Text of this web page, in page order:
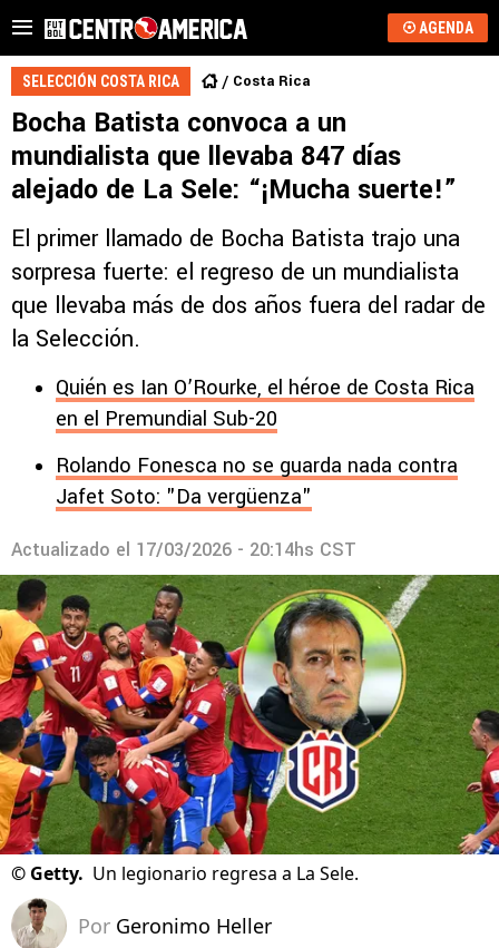
AGENDA
SELECCIÓN COSTA RICA Costa Rica
Bocha Batista convoca a un
mundialista que llevaba 847 días
alejado de La Sele: “¡Mucha suerte!”
El primer llamado de Bocha Batista trajo una
sorpresa fuerte: el regreso de un mundialista
que llevaba más de dos años fuera del radar de
la Selección.
Quién es Ian O’Rourke, el héroe de Costa Rica
en el Premundial Sub-20
Rolando Fonesca no se guarda nada contra
Jafet Soto: "Da vergüenza"
Actualizado el 17/03/2026 - 20:14hs CST
© Getty. Un legionario regresa a La Sele.
Por Geronimo Heller